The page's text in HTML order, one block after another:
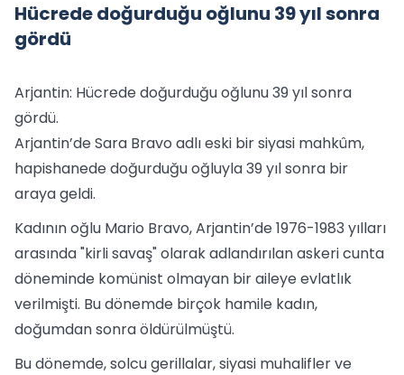
Hücrede doğurduğu oğlunu 39 yıl sonra
gördü
Arjantin: Hücrede doğurduğu oğlunu 39 yıl sonra
gördü.
Arjantin’de Sara Bravo adlı eski bir siyasi mahkûm,
hapishanede doğurduğu oğluyla 39 yıl sonra bir
araya geldi.
Kadının oğlu Mario Bravo, Arjantin’de 1976-1983 yılları
arasında "kirli savaş" olarak adlandırılan askeri cunta
döneminde komünist olmayan bir aileye evlatlık
verilmişti. Bu dönemde birçok hamile kadın,
doğumdan sonra öldürülmüştü.
Bu dönemde, solcu gerillalar, siyasi muhalifler ve